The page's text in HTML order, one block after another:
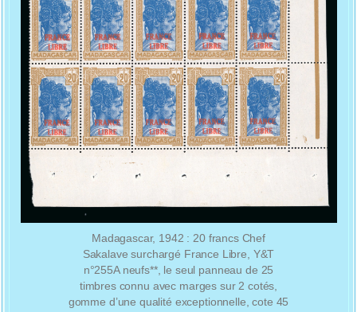
Madagascar, 1942 : 20 francs Chef
Sakalave surchargé France Libre, Y&T
n°255A neufs**, le seul panneau de 25
timbres connu avec marges sur 2 cotés,
gomme d’une qualité exceptionnelle, cote 45